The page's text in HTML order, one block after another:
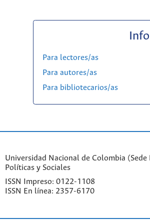
Para lectores/as
Para autores/as
Para bibliotecarios/as
Universidad Nacional de Colombia
Políticas y Sociales
ISSN Impreso: 0122-1108
ISSN En línea: 2357-6170